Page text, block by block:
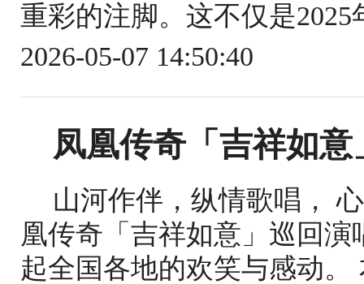
重彩的注脚。这不仅是2025
2026-05-07 14:50:40
凤凰传奇「吉祥如
山河作伴，纵情歌唱，
凰传奇「吉祥如意」巡回
起全国各地的欢笑与感动